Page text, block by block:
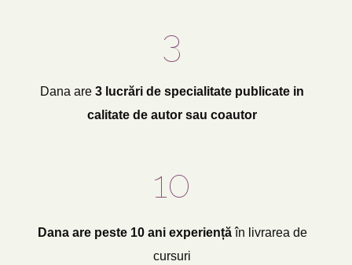
3
Dana are 3 lucrări de specialitate publicate in
calitate de autor sau coautor
10
Dana are peste 10 ani experiențăîn livrarea de
cursuri